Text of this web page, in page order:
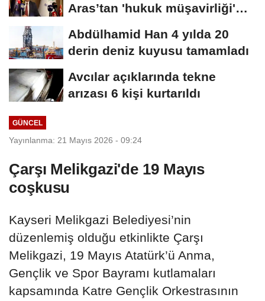
Aras’tan 'hukuk müşavirliği'
Abdülhamid Han 4 yılda 20
derin deniz kuyusu tamamladı
Avcılar açıklarında tekne
arızası 6 kişi kurtarıldı
GÜNCEL
Yayınlanma: 21 Mayıs 2026 - 09:24
Çarşı Melikgazi'de 19 Mayıs
coşkusu
Kayseri Melikgazi Belediyesi’nin
düzenlemiş olduğu etkinlikte Çarşı
Melikgazi, 19 Mayıs Atatürk’ü Anma,
Gençlik ve Spor Bayramı kutlamaları
kapsamında Katre Gençlik Orkestrasının